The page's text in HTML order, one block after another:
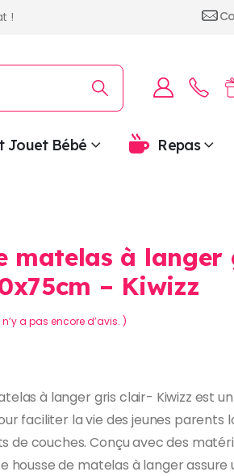
!
Jouet Bébé Repas
matelas à langer
– Kiwizz
n’y a pas encore d’avis. )
à langer gris clair- Kiwizz est
faciliter la vie des jeunes parents
de couches. Conçu avec des
housse de matelas à langer